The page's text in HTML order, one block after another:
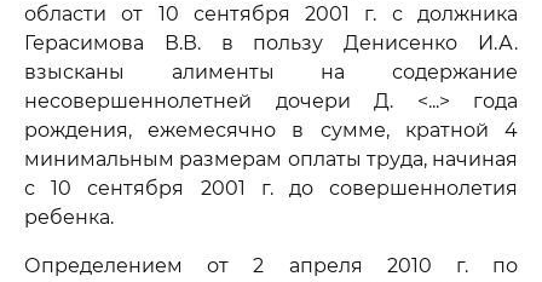
области от 10 сентября 2001 г. с должника
Герасимова В.В. в пользу Денисенко И.А.
взысканы алименты на содержание
несовершеннолетней дочери Д. <...> года
рождения, ежемесячно в сумме, кратной 4
минимальным размерам оплаты труда, начиная
с 10 сентября 2001 г. до совершеннолетия
ребенка.
Определением от 2 апреля 2010 г. по